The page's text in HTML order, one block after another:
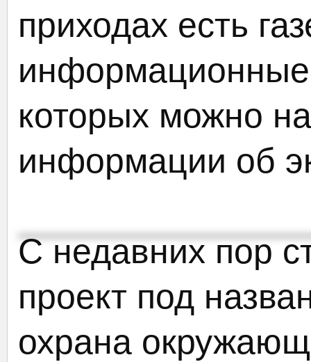
приходах есть
которых можно
информации об
С недавних пор
проект под
охрана